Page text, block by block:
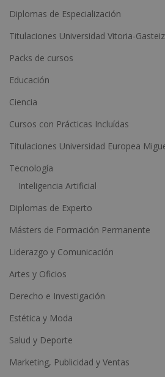
e
r
n
i
v
e
Diplomas de Especialización
Titulaciones Universidad Vitoria-
Packs de cursos
Educación
Ciencia
Cursos con Prácticas Incluídas
Titulaciones Universidad Europea
Tecnología
Inteligencia Artificial
Diplomas de Experto
Másters de Formación Permanente
Liderazgo y Comunicación
Artes y Oficios
Derecho e Investigación
Estética y Moda
Salud y Deporte
Marketing, Publicidad y Ventas